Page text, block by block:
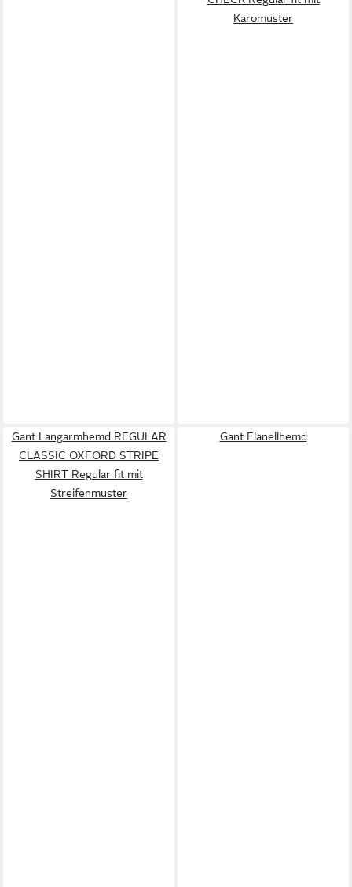
Karomuster
Gant Langarmhemd REGULAR
CLASSIC OXFORD STRIPE
SHIRT Regular fit mit
Streifenmuster
Gant Flanellhemd